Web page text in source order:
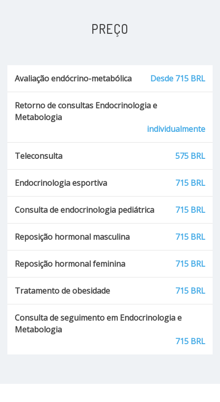
PREÇO
Avaliação endócrino-metabólica Desde 715 BRL
Retorno de consultas Endocrinologia e
Metabologia
individualmente
Teleconsulta 575 BRL
Endocrinologia esportiva 715 BRL
Consulta de endocrinologia pediátrica 715 BRL
Reposição hormonal masculina 715 BRL
Reposição hormonal feminina 715 BRL
Tratamento de obesidade 715 BRL
Consulta de seguimento em Endocrinologia e
Metabologia
715 BRL